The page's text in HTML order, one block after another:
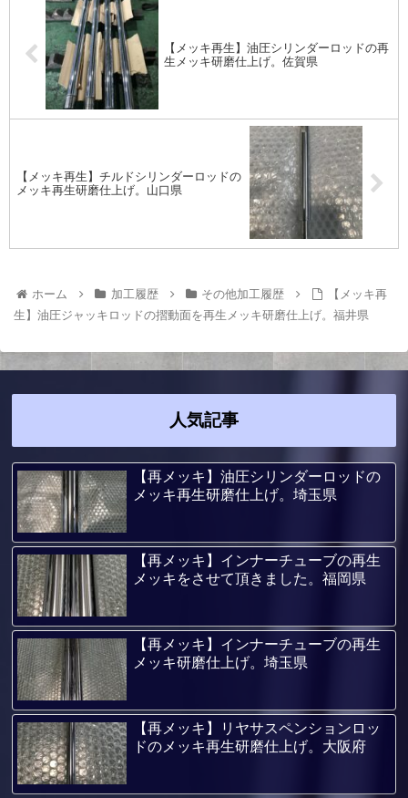
【メッキ再生】油圧シリンダーロッドの再
生メッキ研磨仕上げ。佐賀県
【メッキ再生】チルドシリンダーロッドの
メッキ再生研磨仕上げ。山口県
ホーム 加工履歴 その他加工履歴
【メッキ再
生】油圧ジャッキロッドの摺動面を再生メッキ研磨仕上げ。福井県
人気記事
【再メッキ】油圧シリンダーロッドの
メッキ再生研磨仕上げ。埼玉県
【再メッキ】インナーチューブの再生
メッキをさせて頂きました。福岡県
【再メッキ】インナーチューブの再生
メッキ研磨仕上げ。埼玉県
【再メッキ】リヤサスペンションロッ
ドのメッキ再生研磨仕上げ。大阪府